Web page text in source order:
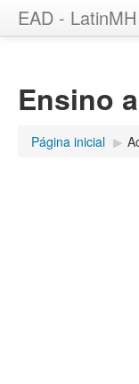
EAD - LatinMH
Ensino
Página inicial ▶︎